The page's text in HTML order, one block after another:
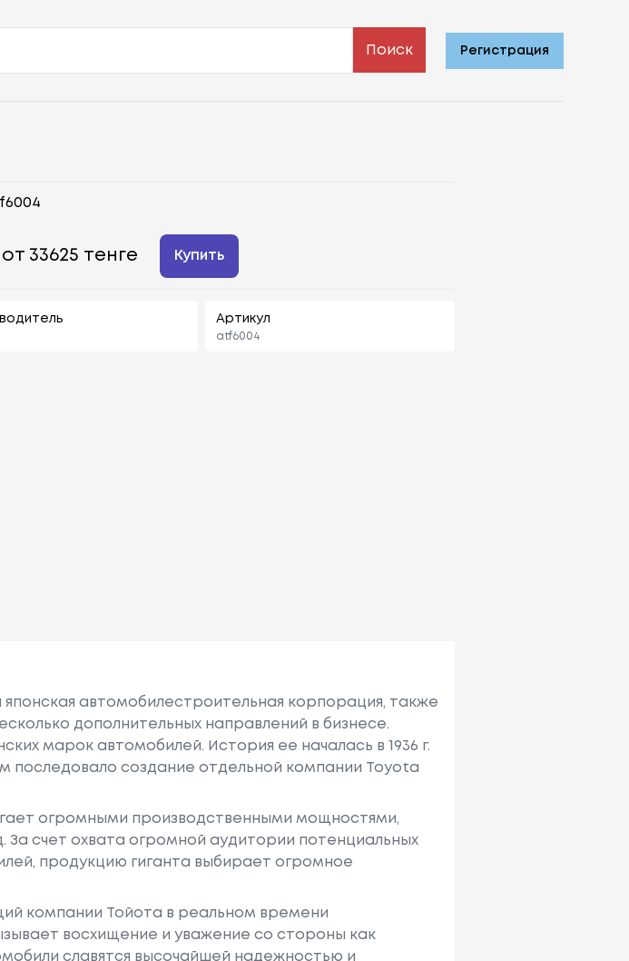
Поиск Регистрация
от 33625 тенге Купить
Артикул
atf6004
автомобилестроительная корпорация, также
дополнительных направлений в бизнесе.
марок автомобилей. История ее началась в 1936 г.
последовало создание отдельной компании Toyota
огромными производственными мощностями,
За счет охвата огромной аудитории потенциальных
продукцию гиганта выбирает огромное
компании Тойота в реальном времени
восхищение и уважение со стороны как
славятся высочайшей надежностью и